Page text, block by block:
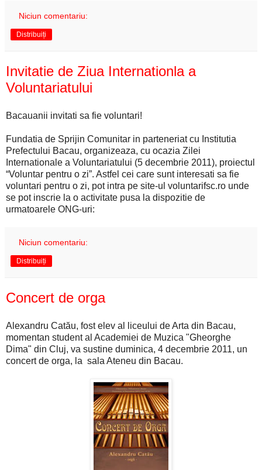
Niciun comentariu:
Distribuiți
Invitatie de Ziua Internationla a
Voluntariatului
Bacauanii invitati sa fie voluntari!
Fundatia de Sprijin Comunitar in parteneriat cu Institutia
Prefectului Bacau, organizeaza, cu ocazia Zilei
Internationale a Voluntariatului (5 decembrie 2011), proiectul
“Voluntar pentru o zi”. Astfel cei care sunt interesati sa fie
voluntari pentru o zi, pot intra pe site-ul voluntarifsc.ro unde
se pot inscrie la o activitate pusa la dispozitie de
urmatoarele ONG-uri:
Niciun comentariu:
Distribuiți
Concert de orga
Alexandru Catău, fost elev al liceului de Arta din Bacau,
momentan student al Academiei de Muzica "Gheorghe
Dima" din Cluj, va sustine duminica, 4 decembrie 2011, un
concert de orga, la sala Ateneu din Bacau.